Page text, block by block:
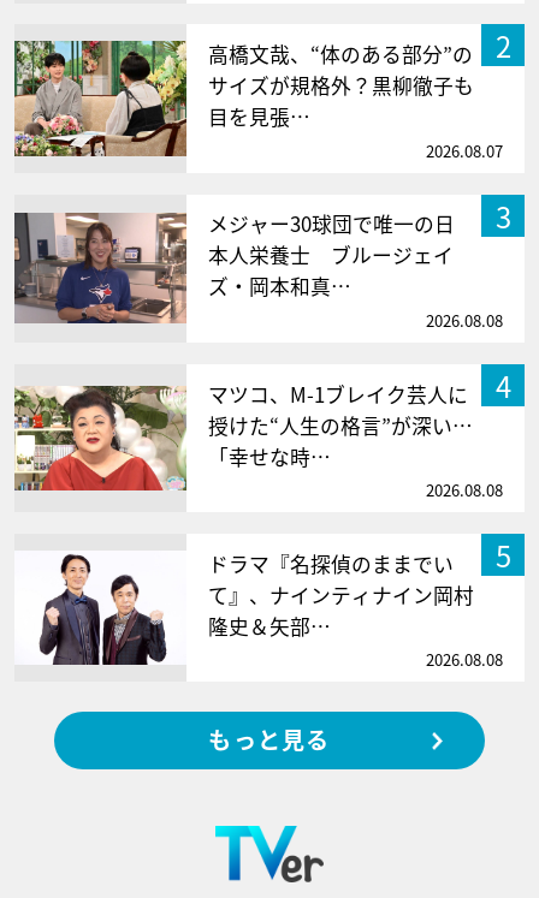
2
高橋文哉、“体のある部分”の
サイズが規格外？黒柳徹子も
目を見張…
2026.08.07
3
メジャー30球団で唯一の日
本人栄養士 ブルージェイ
ズ・岡本和真…
2026.08.08
4
マツコ、M-1ブレイク芸人に
授けた“人生の格言”が深い…
「幸せな時…
2026.08.08
5
ドラマ『名探偵のままでい
て』、ナインティナイン岡村
隆史＆矢部…
2026.08.08
もっと見る